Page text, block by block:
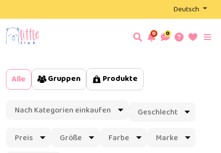
Deutsch
0 0
Alle Gruppen Produkte
Nach Kategorien einkaufen Geschlecht
Preis Größe Farbe
Marke